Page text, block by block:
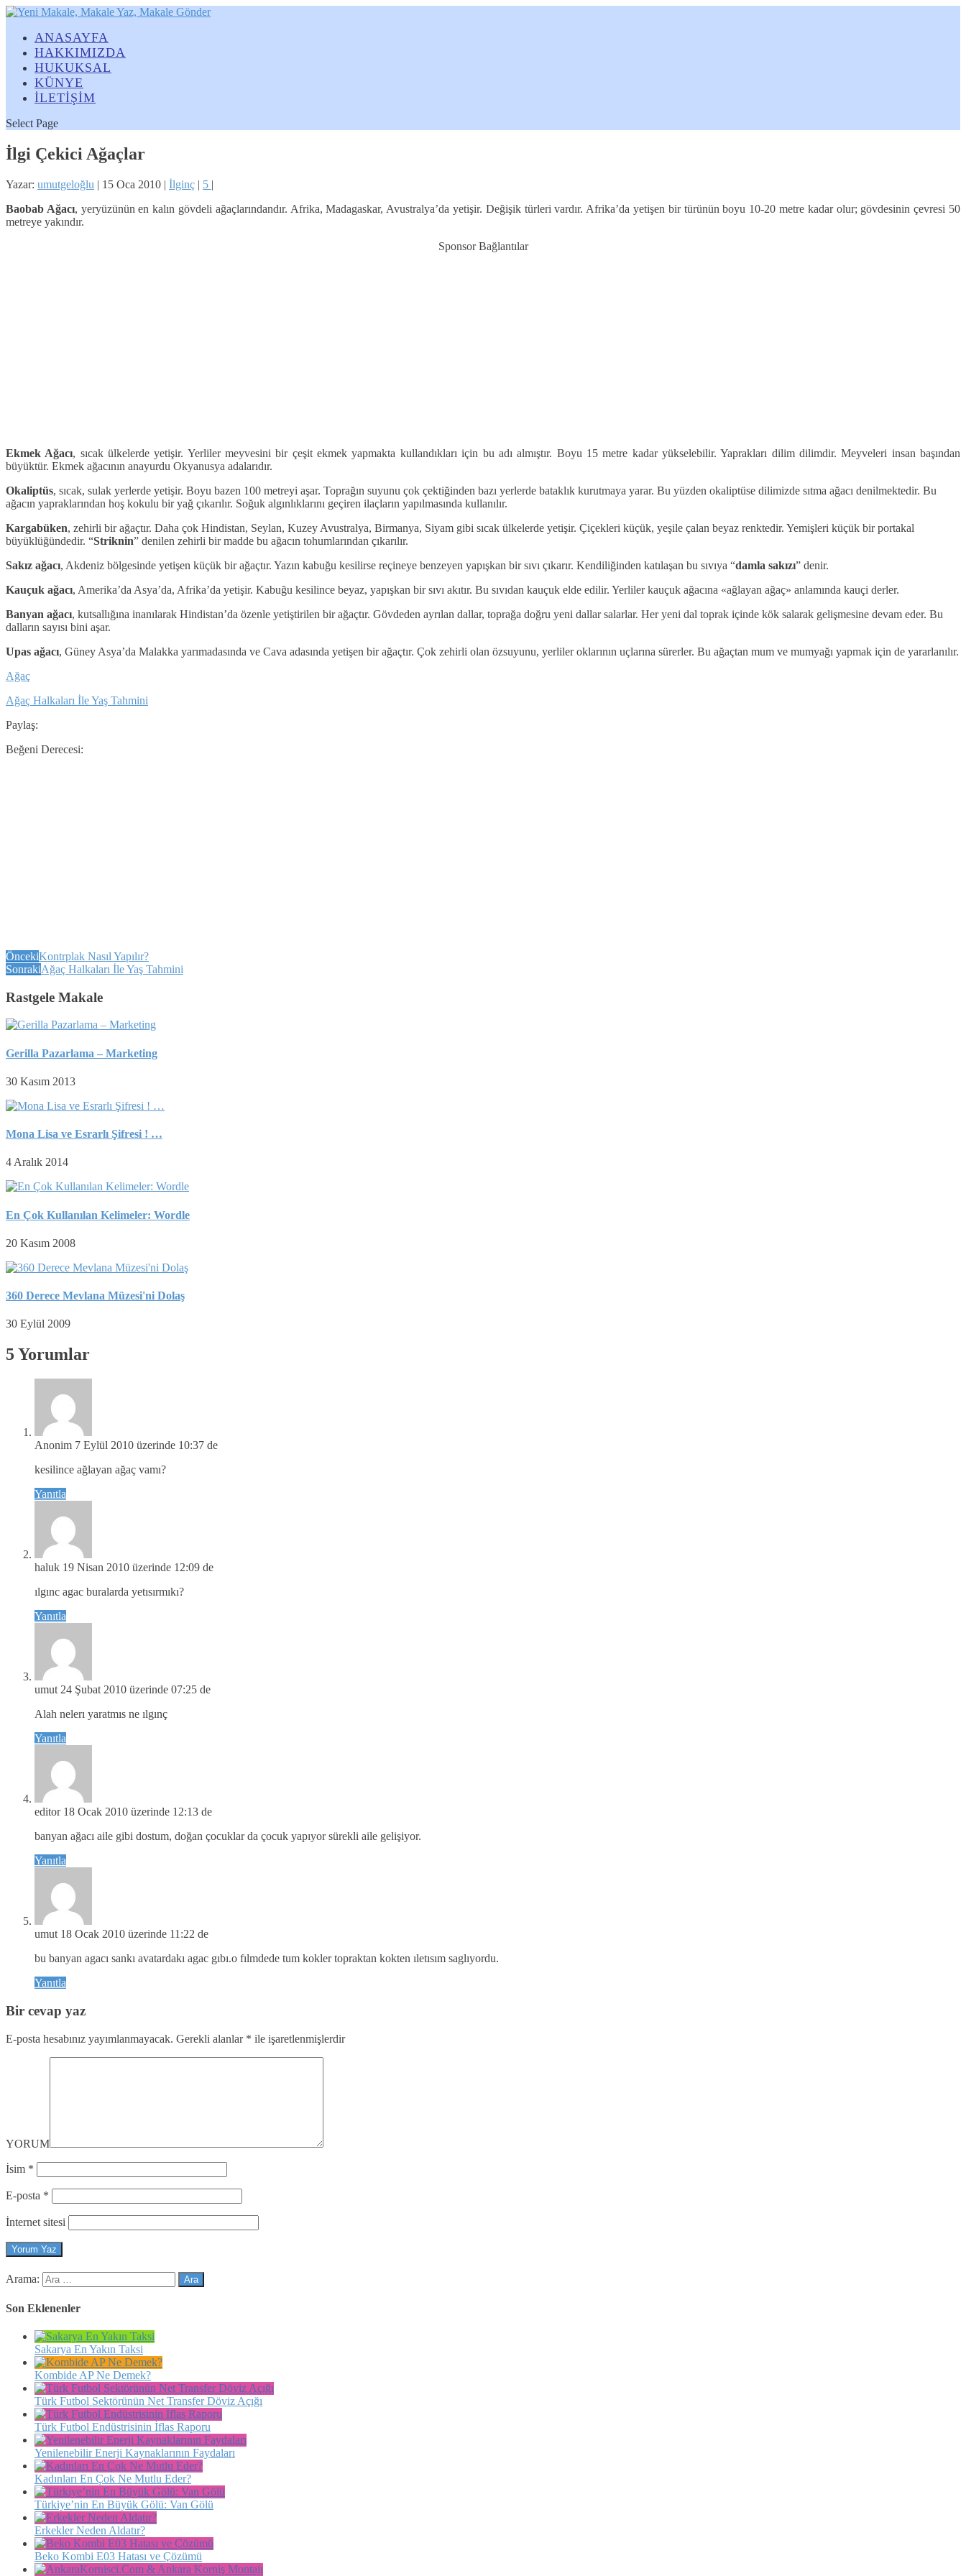
ANASAYFA
HAKKIMIZDA
HUKUKSAL
KÜNYE
İLETİŞİM
Select Page
İlgi Çekici Ağaçlar
Yazar: umutgeloğlu | 15 Oca 2010 | İlginç | 5 |
Baobab Ağacı, yeryüzünün en kalın gövdeli ağaçlarındandır. Afrika, Madagaskar, Avustralya’da yetişir. Değişik türleri vardır. Afrika’da yetişen bir türünün boyu 10-20 metre kadar olur; gövdesinin çevresi 50
metreye yakındır.
Sponsor Bağlantılar
Ekmek Ağacı, sıcak ülkelerde yetişir. Yerliler meyvesini bir çeşit ekmek yapmakta kullandıkları için bu adı almıştır. Boyu 15 metre kadar yükselebilir. Yaprakları dilim dilimdir. Meyveleri insan başından
büyüktür. Ekmek ağacının anayurdu Okyanusya adalarıdır.
Okaliptüs, sıcak, sulak yerlerde yetişir. Boyu bazen 100 metreyi aşar. Toprağın suyunu çok çektiğinden bazı yerlerde bataklık kurutmaya yarar. Bu yüzden okaliptüse dilimizde sıtma ağacı denilmektedir. Bu
ağacın yapraklarından hoş kokulu bir yağ çıkarılır. Soğuk algınlıklarını geçiren ilaçların yapılmasında kullanılır.
Kargabüken, zehirli bir ağaçtır. Daha çok Hindistan, Seylan, Kuzey Avustralya, Birmanya, Siyam gibi sıcak ülkelerde yetişir. Çiçekleri küçük, yeşile çalan beyaz renktedir. Yemişleri küçük bir portakal
büyüklüğündedir. “Striknin” denilen zehirli bir madde bu ağacın tohumlarından çıkarılır.
Sakız ağacı, Akdeniz bölgesinde yetişen küçük bir ağaçtır. Yazın kabuğu kesilirse reçineye benzeyen yapışkan bir sıvı çıkarır. Kendiliğinden katılaşan bu sıvıya “damla sakızı” denir.
Kauçuk ağacı, Amerika’da Asya’da, Afrika’da yetişir. Kabuğu kesilince beyaz, yapışkan bir sıvı akıtır. Bu sıvıdan kauçuk elde edilir. Yerliler kauçuk ağacına «ağlayan ağaç» anlamında kauçi derler.
Banyan ağacı, kutsallığına inanılarak Hindistan’da özenle yetiştirilen bir ağaçtır. Gövdeden ayrılan dallar, toprağa doğru yeni dallar salarlar. Her yeni dal toprak içinde kök salarak gelişmesine devam eder. Bu
dalların sayısı bini aşar.
Upas ağacı, Güney Asya’da Malakka yarımadasında ve Cava adasında yetişen bir ağaçtır. Çok zehirli olan özsuyunu, yerliler oklarının uçlarına sürerler. Bu ağaçtan mum ve mumyağı yapmak için de yararlanılır.
Ağaç
Ağaç Halkaları İle Yaş Tahmini
Paylaş:
Beğeni Derecesi:
ÖncekiKontrplak Nasıl Yapılır?
SonrakiAğaç Halkaları İle Yaş Tahmini
Rastgele Makale
Gerilla Pazarlama – Marketing
30 Kasım 2013
Mona Lisa ve Esrarlı Şifresi ! …
4 Aralık 2014
En Çok Kullanılan Kelimeler: Wordle
20 Kasım 2008
360 Derece Mevlana Müzesi'ni Dolaş
30 Eylül 2009
5 Yorumlar
Anonim 7 Eylül 2010 üzerinde 10:37 de
kesilince ağlayan ağaç vamı?
Yanıtla
haluk 19 Nisan 2010 üzerinde 12:09 de
ılgınc agac buralarda yetısırmıkı?
Yanıtla
umut 24 Şubat 2010 üzerinde 07:25 de
Alah nelerı yaratmıs ne ılgınç
Yanıtla
editor 18 Ocak 2010 üzerinde 12:13 de
banyan ağacı aile gibi dostum, doğan çocuklar da çocuk yapıyor sürekli aile gelişiyor.
Yanıtla
umut 18 Ocak 2010 üzerinde 11:22 de
bu banyan agacı sankı avatardakı agac gıbı.o fılmdede tum kokler topraktan kokten ıletısım saglıyordu.
Yanıtla
Bir cevap yaz
E-posta hesabınız yayımlanmayacak. Gerekli alanlar * ile işaretlenmişlerdir
YORUM
İsim *
E-posta *
İnternet sitesi
Arama:
Son Eklenenler
Sakarya En Yakın Taksi
Kombide AP Ne Demek?
Türk Futbol Sektörünün Net Transfer Döviz Açığı
Türk Futbol Endüstrisinin İflas Raporu
Yenilenebilir Enerji Kaynaklarının Faydaları
Kadınları En Çok Ne Mutlu Eder?
Türkiye’nin En Büyük Gölü: Van Gölü
Erkekler Neden Aldatır?
Beko Kombi E03 Hatası ve Çözümü